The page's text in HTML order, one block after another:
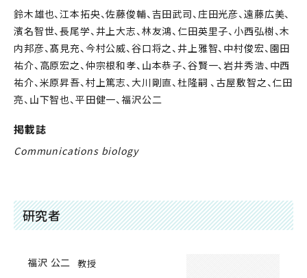
鈴木雄也、江本拓央、佐藤俊輔、吉田武司、庄田光彦、遠藤広美、
濱名智世、長尾学、井上大志、林友鴻、仁田英里子、小西弘樹、木
内邦彦、髙見充、今村公威、谷口将之、井上雅智、中村俊宏、園田
祐介、高原宏之、仲宗根和孝、山本恭子、谷賢一、岩井秀浩、中西
祐介、米原昇吾、村上篤志、大川剛直、杜隆嗣 、古屋敷智之、仁田
亮、山下智也、平田健一、福沢公二
掲載誌
Communications biology
研究者
福沢 公二 教授